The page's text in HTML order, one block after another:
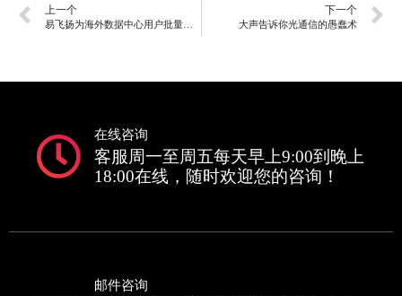
上一个 下一个
大声告诉你光通信的愚蠢术
在线咨询
客服周一至周五每天早上9:00到晚上
18:00在线，随时欢迎您的咨询！
邮件咨询